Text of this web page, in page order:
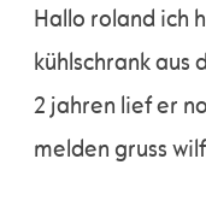
Hallo roland ich
kühlschrank aus
2 jahren lief er
melden gruss